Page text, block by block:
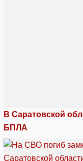
В Саратовской
БПЛА